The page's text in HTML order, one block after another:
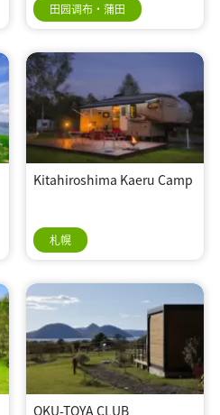
田园调布・蒲田
Kitahiroshima Kaeru Camp
札幌
OKU-TOYA CLUB